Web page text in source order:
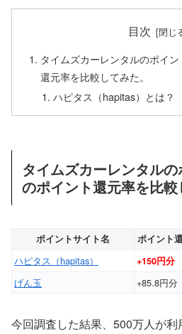
目次
タイムズカーレンタルのポイ
還元率を比較してみた。
ハピタス（hapitas）とは？
タイムズカーレンタル
のポイント還元率を比較
ポイントサイト名 ポイント
ハピタス（hapitas） +150円分
げん玉 +85.8円分
今回調査した結果、500万人が利